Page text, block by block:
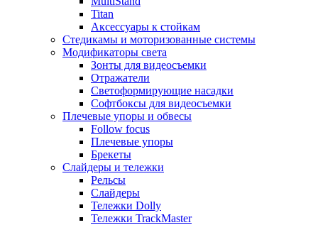
Titan
Аксессуары к стойкам
Стедикамы и моторизованные системы
Модификаторы света
Зонты для видеосъемки
Отражатели
Светоформирующие насадки
Софтбоксы для видеосъемки
Плечевые упоры и обвесы
Follow focus
Плечевые упоры
Брекеты
Слайдеры и тележки
Рельсы
Слайдеры
Тележки Dolly
Тележки TrackMaster